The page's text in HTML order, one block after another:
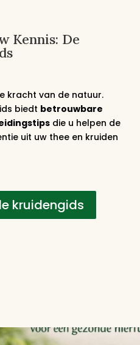
Kennis: De
kracht van de natuur.
biedt betrouwbare
die u helpen de
uit uw thee en kruiden
kruidengids